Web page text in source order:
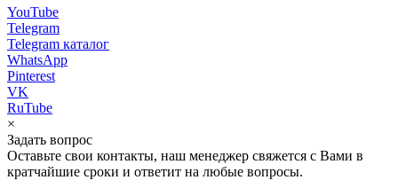
YouTube
Telegram
Telegram каталог
WhatsApp
Pinterest
VK
RuTube
×
Задать вопрос
Оставьте свои контакты, наш менеджер свяжется с Вами в
кратчайшие сроки и ответит на любые вопросы.